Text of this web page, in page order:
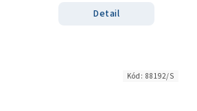
Detail
Kód: 88192/S